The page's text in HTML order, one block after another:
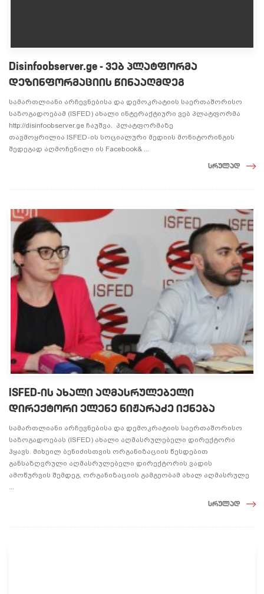
Disinfoobserver.ge - ვებ პლატფორმა
დეზინფორმაციის წინააღმდეგ
სამართლიანი არჩევნებისა და დემოკრატიის საერთაშორისო
საზოგადოებამ (ISFED) ახალი ინტერაქტიური ვებ პლატფორმა
http://disinfoobserver.ge ჩაუშვა. პლატფორმაზე
თავმოყრილია ISFED-ის სოციალური მედიის მონიტორინგის
შედეგად აღმოჩენილი ის Facebook& ...
სრულად
ISFED-ის ახალი აღმასრულებელი
დირექტორი ელენე ნიჟარაძე იქნება
სამართლიანი არჩევნებისა და დემოკრატიის საერთაშორისო
საზოგადოებას (ISFED) ახალი აღმასრულებელი დირექტორი
ჰყავს. მიხეილ ბენიძისთვის ორგანიზაციის წესდებით
განსაზღვრული აღმასრულებელი დირექტორის ვადის
ამოწურვის შემდეგ, ორგანიზაციის გამგეობამ ახალ აღმასრულე
...
სრულად